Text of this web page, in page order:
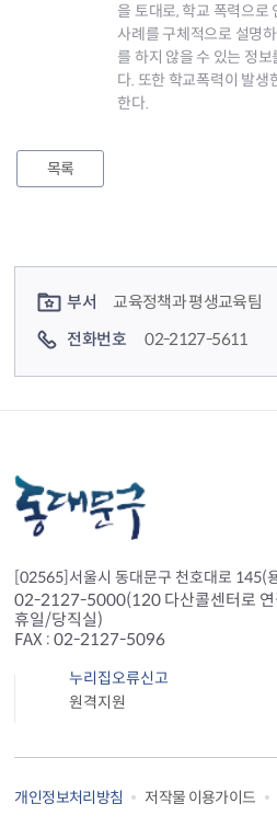
을 토대로, 학교 폭력으로
사례를 구체적으로 설명
를 하지 않을 수 있는 정
다. 또한 학교폭력이 발생
한다.
목록
부서
교육정책과 평생교육팀
전화번호
02-2127-5611
[02565]서울시 동대문구 천호대로 145(
02-2127-5000(120 다산콜센터로
휴일/당직실)
FAX : 02-2127-5096
누리집오류신고
원격지원
개인정보처리방침 저작물 이용가이드